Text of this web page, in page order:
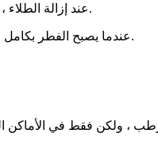
عند إزالة الطلاء ، يفتح المظهر القبيح للخشب - يكون لونه بني داكن ، أو يتفتت عندما يجف ، أو مسامي وناعم عندما يكون رطبًا.
عندما يصبح الفطر بكامل قوته ، في مراحل لاحقة - يكون الخشب طبقيًا ، وتكون خيوط بنية داكنة أو سوداء من الفطريات مرئية بوضوح.